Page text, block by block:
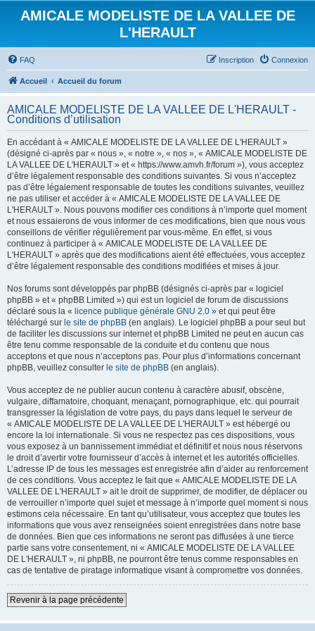
AMICALE MODELISTE DE LA VALLEE DE
L'HERAULT
FAQ Connexion
Inscription
Accueil Accueil du forum
AMICALE MODELISTE DE LA VALLEE DE L'HERAULT -
Conditions d’utilisation
En accédant à « AMICALE MODELISTE DE LA VALLEE DE L'HERAULT »
(désigné ci-après par « nous », « notre », « nos », « AMICALE MODELISTE DE
LA VALLEE DE L'HERAULT » et « https://www.amvh.fr/forum »), vous acceptez
d’être légalement responsable des conditions suivantes. Si vous n’acceptez
pas d’être légalement responsable de toutes les conditions suivantes, veuillez
ne pas utiliser et accéder à « AMICALE MODELISTE DE LA VALLEE DE
L'HERAULT ». Nous pouvons modifier ces conditions à n’importe quel moment
et nous essaierons de vous informer de ces modifications, bien que nous vous
conseillons de vérifier régulièrement par vous-même. En effet, si vous
continuez à participer à « AMICALE MODELISTE DE LA VALLEE DE
L'HERAULT » après que des modifications aient été effectuées, vous acceptez
d’être légalement responsable des conditions modifiées et mises à jour.
Nos forums sont développés par phpBB (désignés ci-après par « logiciel
phpBB » et « phpBB Limited ») qui est un logiciel de forum de discussions
déclaré sous la « licence publique générale GNU 2.0 » et qui peut être
téléchargé sur le site de phpBB (en anglais). Le logiciel phpBB a pour seul but
de faciliter les discussions sur internet et phpBB Limited ne peut en aucun cas
être tenu comme responsable de la conduite et du contenu que nous
acceptons et que nous n’acceptons pas. Pour plus d’informations concernant
phpBB, veuillez consulter le site de phpBB (en anglais).
Vous acceptez de ne publier aucun contenu à caractère abusif, obscène,
vulgaire, diffamatoire, choquant, menaçant, pornographique, etc. qui pourrait
transgresser la législation de votre pays, du pays dans lequel le serveur de
« AMICALE MODELISTE DE LA VALLEE DE L'HERAULT » est hébergé ou
encore la loi internationale. Si vous ne respectez pas ces dispositions, vous
vous exposez à un bannissement immédiat et définitif et nous nous réservons
le droit d’avertir votre fournisseur d’accès à internet et les autorités officielles.
L’adresse IP de tous les messages est enregistrée afin d’aider au renforcement
de ces conditions. Vous acceptez le fait que « AMICALE MODELISTE DE LA
VALLEE DE L'HERAULT » ait le droit de supprimer, de modifier, de déplacer ou
de verrouiller n’importe quel sujet et message à n’importe quel moment si nous
estimons cela nécessaire. En tant qu’utilisateur, vous acceptez que toutes les
informations que vous avez renseignées soient enregistrées dans notre base
de données. Bien que ces informations ne seront pas diffusées à une tierce
partie sans votre consentement, ni « AMICALE MODELISTE DE LA VALLEE
DE L'HERAULT », ni phpBB, ne pourront être tenus comme responsables en
cas de tentative de piratage informatique visant à compromettre vos données.
Revenir à la page précédente